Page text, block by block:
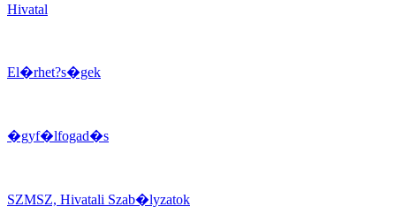
Hivatal
El�rhet?s�gek
�gyf�lfogad�s
SZMSZ, Hivatali Szab�lyzatok